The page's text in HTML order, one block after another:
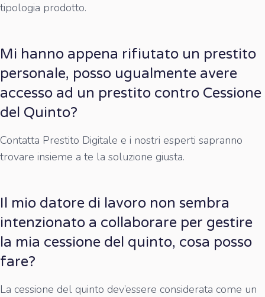
tipologia prodotto.
Mi hanno appena rifiutato un prestito
personale, posso ugualmente avere
accesso ad un prestito contro Cessione
del Quinto?
Contatta Prestito Digitale e i nostri esperti sapranno
trovare insieme a te la soluzione giusta.
Il mio datore di lavoro non sembra
intenzionato a collaborare per gestire
la mia cessione del quinto, cosa posso
fare?
La cessione del quinto dev’essere considerata come un